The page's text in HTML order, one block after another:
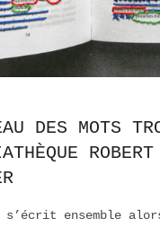
DES MOTS
ROBERT
ensemble